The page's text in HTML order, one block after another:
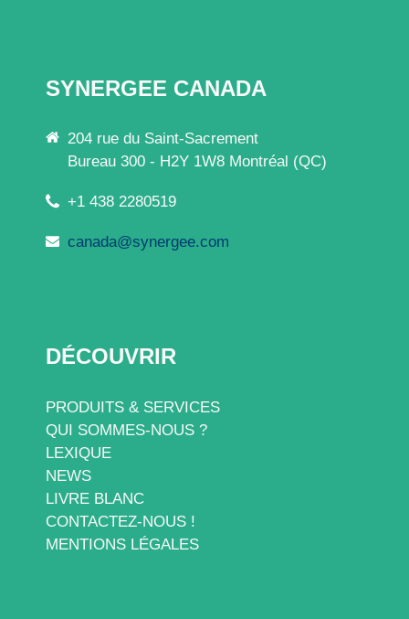
SYNERGEE CANADA
204 rue du Saint-Sacrement
Bureau 300 - H2Y 1W8 Montréal (QC)
+1 438 2280519
canada@synergee.com
DÉCOUVRIR
PRODUITS & SERVICES
QUI SOMMES-NOUS ?
LEXIQUE
NEWS
LIVRE BLANC
CONTACTEZ-NOUS !
MENTIONS LÉGALES